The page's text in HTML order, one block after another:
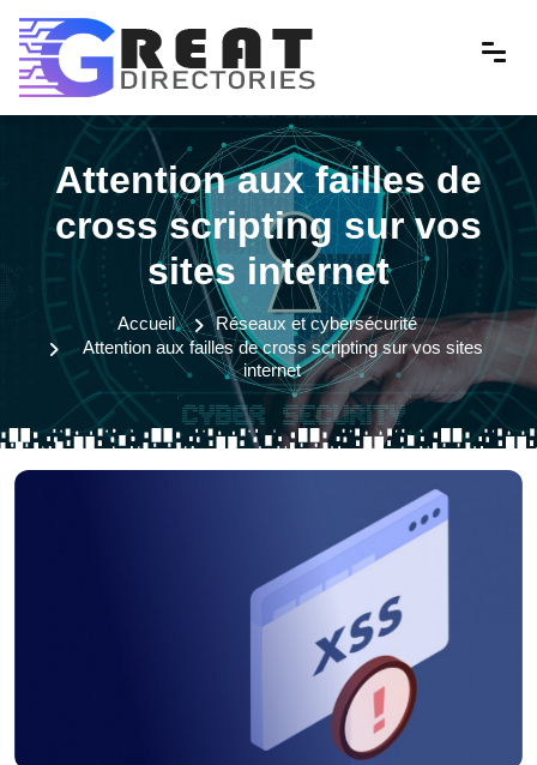
Attention aux failles de
cross scripting sur vos
sites internet
Accueil
Réseaux et cybersécurité
Attention aux failles de cross scripting sur vos sites
internet